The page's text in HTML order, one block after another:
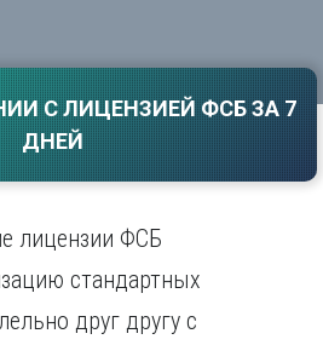
Симферополь
Смоленск
Тамбов
Тверь
Томск
С ЛИЦЕНЗИЕЙ ФСБ ЗА 7
ДНЕЙ
лицензии ФСБ
стандартных
друг другу с